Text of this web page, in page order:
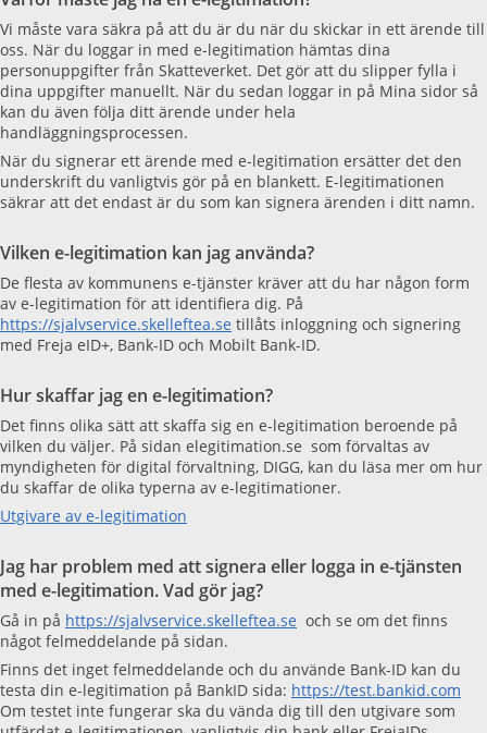
Vi måste vara säkra på att du är du när du skickar in ett ärende till
oss. När du loggar in med e-legitimation hämtas dina
personuppgifter från Skatteverket. Det gör att du slipper fylla i
dina uppgifter manuellt. När du sedan loggar in på Mina sidor så
kan du även följa ditt ärende under hela
handläggningsprocessen.
När du signerar ett ärende med e-legitimation ersätter det den
underskrift du vanligtvis gör på en blankett. E-legitimationen
säkrar att det endast är du som kan signera ärenden i ditt namn.
Vilken e-legitimation kan jag använda?
De flesta av kommunens e-tjänster kräver att du har någon form
av e-legitimation för att identifiera dig. På
https://sjalvservice.skelleftea.se tillåts inloggning och signering
med Freja eID+, Bank-ID och Mobilt Bank-ID.
Hur skaffar jag en e-legitimation?
Det finns olika sätt att skaffa sig en e-legitimation beroende på
vilken du väljer. På sidan elegitimation.se som förvaltas av
myndigheten för digital förvaltning, DIGG, kan du läsa mer om hur
du skaffar de olika typerna av e-legitimationer.
Utgivare av e-legitimation
Jag har problem med att signera eller logga in e-tjänsten
med e-legitimation. Vad gör jag?
Gå in på https://sjalvservice.skelleftea.se och se om det finns
något felmeddelande på sidan.
Finns det inget felmeddelande och du använde Bank-ID kan du
testa din e-legitimation på BankID sida: https://test.bankid.com
Om testet inte fungerar ska du vända dig till den utgivare som